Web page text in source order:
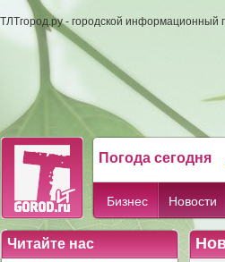
ТЛТгород.ру - городской информационный
Погода сегодня
Бизнес Новости
Читайте нас